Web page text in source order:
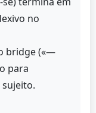
no
bridge («—
para